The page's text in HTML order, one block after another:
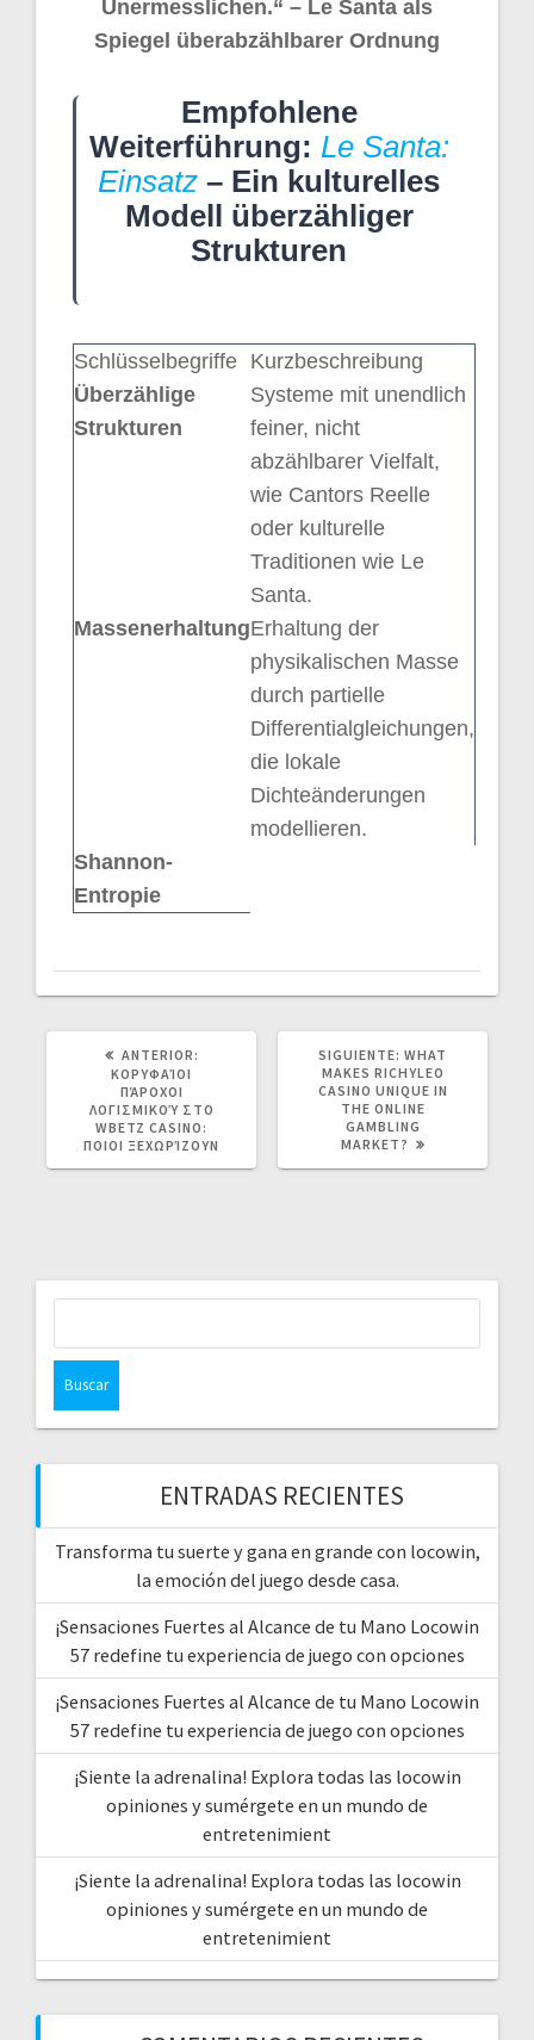
Unermesslichen.“ – Le Santa als
Spiegel überabzählbarer Ordnung
Empfohlene
Weiterführung: Le Santa:
Einsatz – Ein kulturelles
Modell überzähliger
Strukturen
Schlüsselbegriffe Kurzbeschreibung
Überzählige
Strukturen
Systeme mit unendlich
feiner, nicht
abzählbarer Vielfalt,
wie Cantors Reelle
oder kulturelle
Traditionen wie Le
Santa.
MassenerhaltungErhaltung der
physikalischen Masse
durch partielle
Differentialgleichungen,
die lokale
Dichteänderungen
modellieren.
Shannon-
Entropie
ANTERIOR:
ΚΟΡΥΦΑΊΟΙ
ΠΆΡΟΧΟΙ
ΛΟΓΙΣΜΙΚΟΎ ΣΤΟ
WBETZ CASINO:
ΠΟΙΟΙ ΞΕΧΩΡΊΖΟΥΝ
SIGUIENTE: SIGUIENTE
POST:
WHAT
MAKES RICHYLEO
CASINO UNIQUE IN
THE ONLINE
GAMBLING
MARKET?
ENTRADAS RECIENTES
Transforma tu suerte y gana en grande con locowin,
la emoción del juego desde casa.
¡Sensaciones Fuertes al Alcance de tu Mano Locowin
57 redefine tu experiencia de juego con opciones
¡Sensaciones Fuertes al Alcance de tu Mano Locowin
57 redefine tu experiencia de juego con opciones
¡Siente la adrenalina! Explora todas las locowin
opiniones y sumérgete en un mundo de
entretenimient
¡Siente la adrenalina! Explora todas las locowin
opiniones y sumérgete en un mundo de
entretenimient